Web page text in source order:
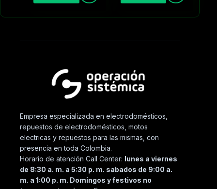
Empresa especializada en electrodomésticos,
repuestos de electrodomésticos, motos
electricas y repuestos para las mismas, con
presencia en toda Colombia.
Horario de atención Call Center: lunes a viernes
de 8:30 a. m. a 5:30 p. m. sabados de 9:00 a.
m. a 1:00 p. m. Domingos y festivos no